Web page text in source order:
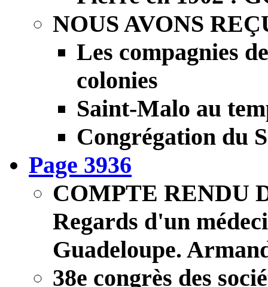
NOUS AVONS
Les compagnies
colonies
Saint-Malo au
Congrégation du
Page 3936
COMPTE RENDU
Regards d'un
Guadeloupe.
38e congrès des